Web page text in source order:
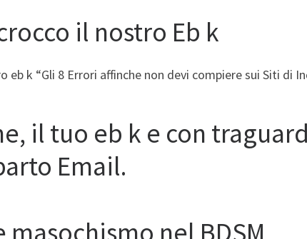
il nostro Eb k
eb k “Gli 8 Errori affinche non devi compiere sui Siti di
il tuo eb k e con
Email.
masochismo nel BDSM